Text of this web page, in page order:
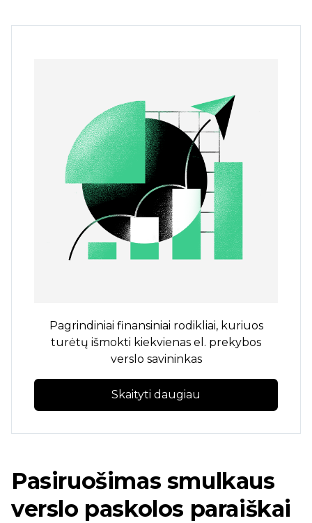
Pagrindiniai finansiniai rodikliai, kuriuos
turėtų išmokti kiekvienas el. prekybos
verslo savininkas
Skaityti daugiau
Pasiruošimas smulkaus
verslo paskolos paraiškai